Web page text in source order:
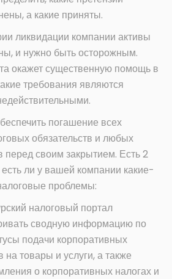
а какие приняты.
ликвидации компании активы
и нужно быть осторожным.
окажет существенную помощь в
требования являются
погашение всех
обязательств и любых
перед своим закрытием. Есть 2
ли у вашей компании какие-
проблемы:
налоговый портал
сводную информацию по
подачи корпоративных
товары и услуги, а также
о корпоративных налогах и